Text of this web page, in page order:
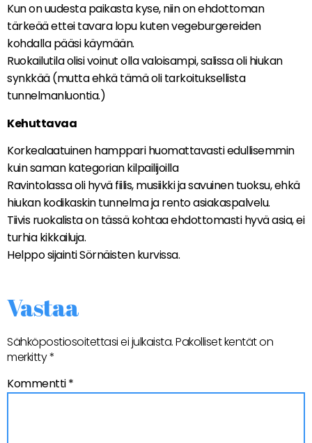
Kun on uudesta paikasta kyse, niin on ehdottoman
tärkeää ettei tavara lopu kuten vegeburgereiden
kohdalla pääsi käymään.
Ruokailutila olisi voinut olla valoisampi, salissa oli hiukan
synkkää (mutta ehkä tämä oli tarkoituksellista
tunnelmanluontia.)
Kehuttavaa
Korkealaatuinen hamppari huomattavasti edullisemmin
kuin saman kategorian kilpailijoilla
Ravintolassa oli hyvä fiilis, musiikki ja savuinen tuoksu, ehkä
hiukan kodikaskin tunnelma ja rento asiakaspalvelu.
Tiivis ruokalista on tässä kohtaa ehdottomasti hyvä asia, ei
turhia kikkailuja.
Helppo sijainti Sörnäisten kurvissa.
Vastaa
Sähköpostiosoitettasi ei julkaista.Pakolliset kentät on
merkitty*
Kommentti*